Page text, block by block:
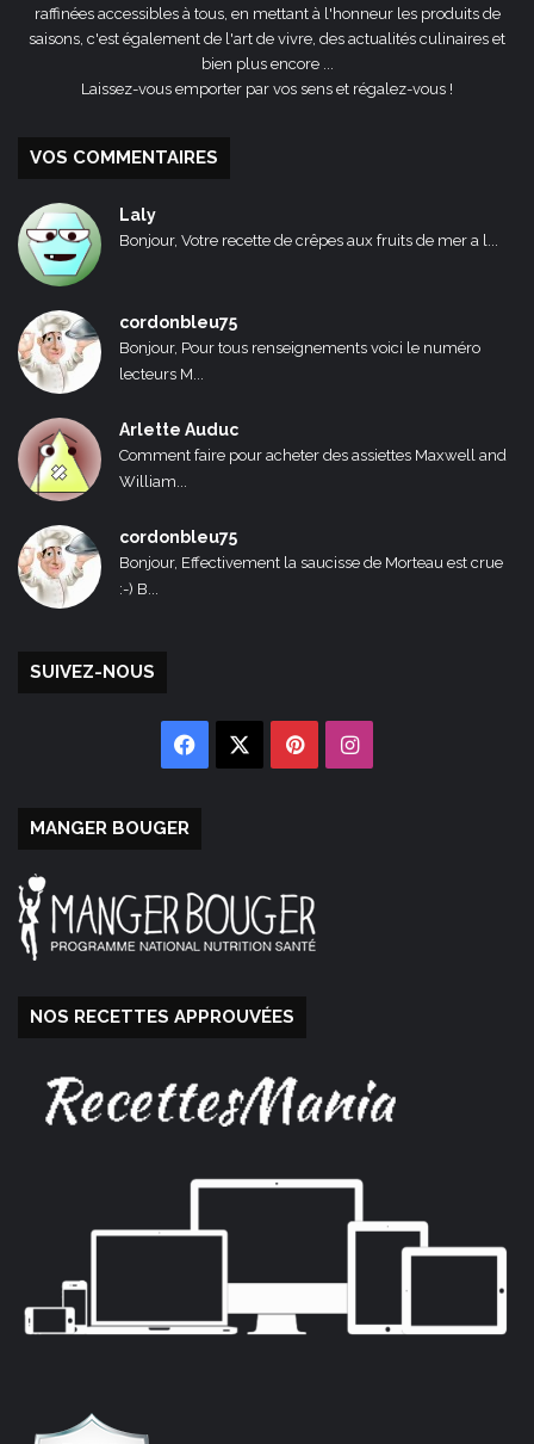
raffinées accessibles à tous, en mettant à l'honneur les produits de
saisons, c'est également de l'art de vivre, des actualités culinaires et
bien plus encore ...
Laissez-vous emporter par vos sens et régalez-vous !
VOS COMMENTAIRES
Laly
Bonjour, Votre recette de crêpes aux fruits de mer a l...
cordonbleu75
Bonjour, Pour tous renseignements voici le numéro
lecteurs M...
Arlette Auduc
Comment faire pour acheter des assiettes Maxwell and
William...
cordonbleu75
Bonjour, Effectivement la saucisse de Morteau est crue
:-) B...
SUIVEZ-NOUS
Facebook PinterestInstagram
MANGER BOUGER
NOS RECETTES APPROUVÉES